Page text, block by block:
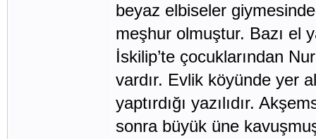
beyaz elbiseler
meşhur olmuştur. Bazı el
İskilip’te çocuklarından
vardır. Evlik köyünde yer
yaptırdığı yazılıdır.
sonra büyük üne